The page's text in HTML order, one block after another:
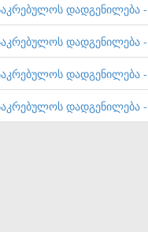
დადგენილება
დადგენილება
დადგენილება
დადგენილება